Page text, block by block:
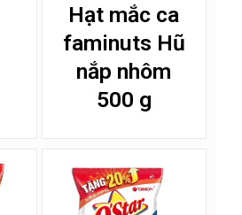
Hạt mắc ca
faminuts Hũ
nắp nhôm
500 g